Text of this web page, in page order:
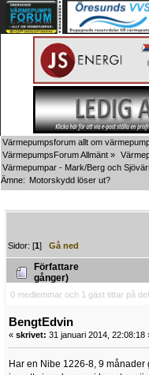
Värmepumpsforum allt om
VärmepumpsForum Allmänt »
Värmepumpar - Mark/Berg och
Ämne: Motorskydd löser ut?
Sidor: [1]Gå ned
Författare
gånger)
0 medlemmar och 1 gäst tittar på
BengtEdvin
« skrivet: 31 januari 2014, 22:08:18
Har en Nibe 1226-8, 9